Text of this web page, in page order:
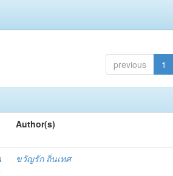
previous 1
Author(s)
ขวัญรัก ถิ่นเทศ